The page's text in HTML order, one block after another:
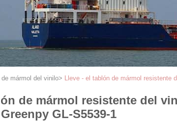
de mármol del vinilo> Lleve - el tablón de mármol resistente
de mármol resistente del
GL-S5539-1